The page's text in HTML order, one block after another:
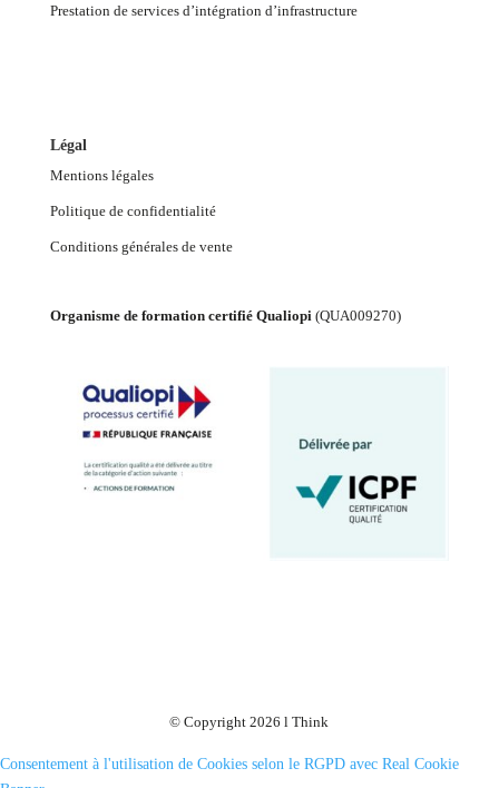
Prestation de services d’intégration d’infrastructure
Légal
Mentions légales
Politique de confidentialité
Conditions générales de vente
Organisme de formation certifié Qualiopi(QUA009270)
© Copyright 2026 l Think
Consentement à l'utilisation de Cookies selon le RGPD avec Real Cookie